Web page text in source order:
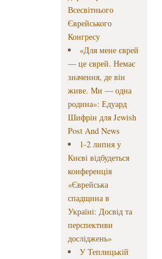
Всесвітнього
Єврейського
Конгресу
«Для мене єврей
— це єврей. Немає
значення, де він
живе. Ми — одна
родина»: Едуард
Шифрін для Jewish
Post And News
1-2 липня у
Києві відбудеться
конференція
«Єврейська
спадщина в
Україні: Досвід та
перспективи
досліджень»
У Теплицькій